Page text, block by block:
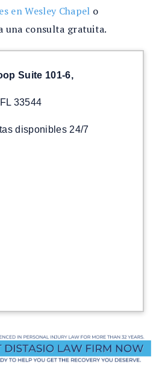
en Wesley Chapel o
una consulta gratuita.
Suite 101-6,
33544
disponibles 24/7